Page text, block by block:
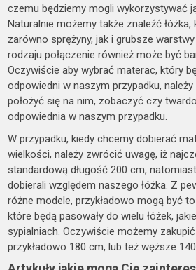
czemu będziemy mogli wykorzystywać
Naturalnie możemy także znaleźć
zarówno sprężyny, jak i grubsze
rodzaju połączenie również może być
Oczywiście aby wybrać materac, który
odpowiedni w naszym przypadku,
położyć się na nim, zobaczyć czy
odpowiednia w naszym przypadku.
W przypadku, kiedy chcemy dobierać
wielkości, należy zwrócić uwagę, iż
standardową długość 200 cm,
dobierali względem naszego łóżka. Z
różne modele, przykładowo mogą być
które będą pasowały do wielu łóżek,
sypialniach. Oczywiście możemy
przykładowo 180 cm, lub też węższe